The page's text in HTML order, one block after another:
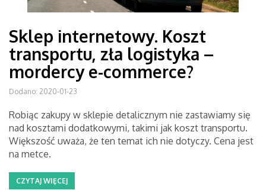
Sklep internetowy. Koszt
transportu, zła logistyka –
mordercy e-commerce?
Dodano: 2020-01-23
Robiąc zakupy w sklepie detalicznym nie zastawiamy się
nad kosztami dodatkowymi, takimi jak koszt transportu.
Większość uważa, że ten temat ich nie dotyczy. Cena jest
na metce.
CZYTAJ WIĘCEJ